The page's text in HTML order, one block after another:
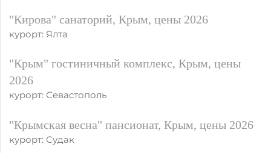
"Кирова" санаторий, Крым, цены 2026
курорт: Ялта
"Крым" гостиничный комплекс, Крым, цены
2026
курорт: Севастополь
"Крымская весна" пансионат, Крым, цены 2026
курорт: Судак